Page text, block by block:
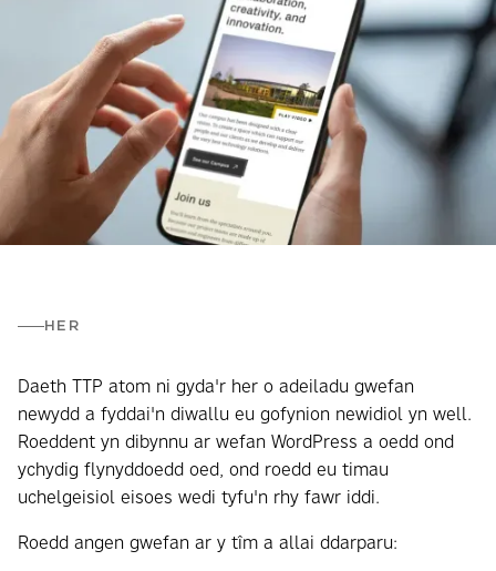
HER
Daeth TTP atom ni gyda'r her o adeiladu gwefan
newydd a fyddai'n diwallu eu gofynion newidiol yn well.
Roeddent yn dibynnu ar wefan WordPress a oedd ond
ychydig flynyddoedd oed, ond roedd eu timau
uchelgeisiol eisoes wedi tyfu'n rhy fawr iddi.
Roedd angen gwefan ar y tîm a allai ddarparu: